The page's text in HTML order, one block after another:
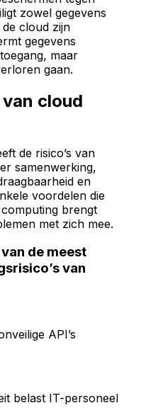
zowel gegevens
cloud zijn
gegevens
maar
gaan.
cloud
de risico’s van
samenwerking,
en
voordelen die
brengt
met zich mee.
de meest
van
API’s
belast IT-personeel